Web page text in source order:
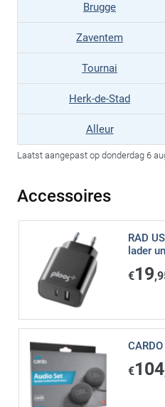
Brugge
Zaventem
Tournai
Herk-de-Stad
Alleur
Laatst aangepast op donderdag 6
Accessoires
RAD
lader
€19
€104